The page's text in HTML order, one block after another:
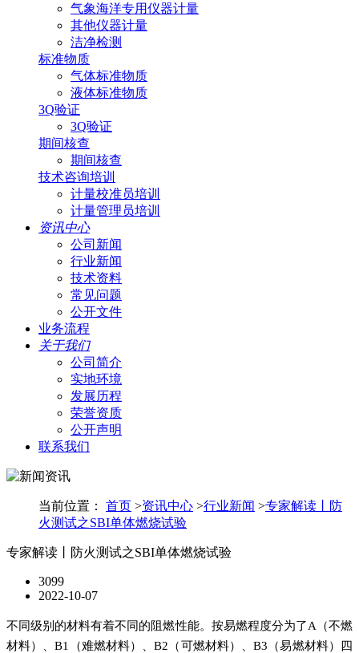
气象海洋专用仪器计量
其他仪器计量
洁净检测
标准物质
气体标准物质
液体标准物质
3Q验证
3Q验证
期间核查
期间核查
技术咨询培训
计量校准员培训
计量管理员培训
资讯中心
公司新闻
行业新闻
技术资料
常见问题
公开文件
业务流程
关于我们
公司简介
实地环境
发展历程
荣誉资质
公开声明
联系我们
当前位置： 首页 >资讯中心 >行业新闻 >专家解读丨防
火测试之SBI单体燃烧试验
专家解读丨防火测试之SBI单体燃烧试验
3099
2022-10-07
不同级别的材料有着不同的阻燃性能。按易燃程度分为了A（不燃
材料）、B1（难燃材料）、B2（可燃材料）、B3（易燃材料）四